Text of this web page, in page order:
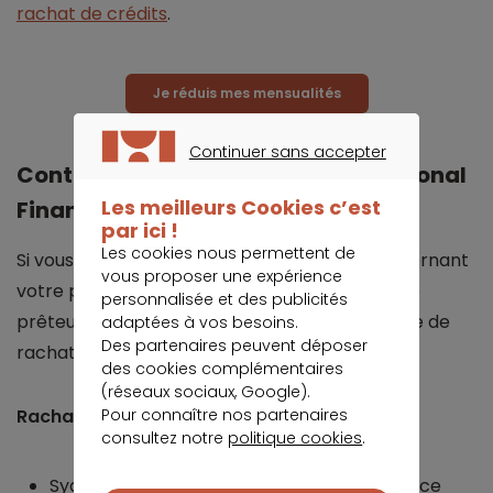
rachat de crédits.
Je réduis mes mensualités
Contacter Sygma BNP Paribas Personal
Finance
Si vous avez des questions sur Sygma ou concernant
votre prêt, vous pouvez contacter l’organisme
prêteur. Les cordonnées diffèrent selon le type de
rachat de crédit :
Rachat de crédit sans garantie :
Sygma BNP Paribas Personal Finance, Service
Continuer sans accepter
Les meilleurs Cookies c’est
par ici !
Les cookies nous permettent de
vous proposer une expérience
personnalisée et des publicités
adaptées à vos besoins.
Des partenaires peuvent déposer
des cookies complémentaires
(réseaux sociaux, Google).
Pour connaître nos partenaires
consultez notre politique cookies.